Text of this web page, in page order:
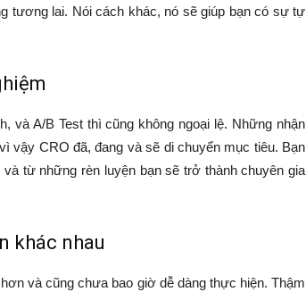
tương lai. Nói cách khác, nó sẽ giúp bạn có sự tự
và A/B Test thì cũng không ngoại lệ. Những nhận
vậy CRO đã, đang và sẽ di chuyển mục tiêu. Bạn
từ những rèn luyện bạn sẽ trở thành chuyên gia
khác nhau
và cũng chưa bao giờ dễ dàng thực hiện. Thậm